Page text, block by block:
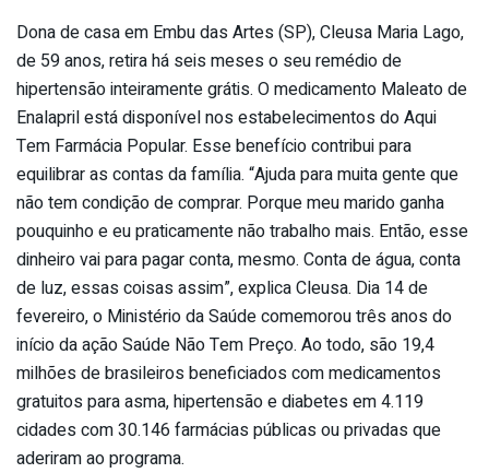
Dona de casa em Embu das Artes (SP), Cleusa Maria Lago,
de 59 anos, retira há seis meses o seu remédio de
hipertensão inteiramente grátis. O medicamento Maleato de
Enalapril está disponível nos estabelecimentos do Aqui
Tem Farmácia Popular. Esse benefício contribui para
equilibrar as contas da família. “Ajuda para muita gente que
não tem condição de comprar. Porque meu marido ganha
pouquinho e eu praticamente não trabalho mais. Então, esse
dinheiro vai para pagar conta, mesmo. Conta de água, conta
de luz, essas coisas assim”, explica Cleusa. Dia 14 de
fevereiro, o Ministério da Saúde comemorou três anos do
início da ação Saúde Não Tem Preço. Ao todo, são 19,4
milhões de brasileiros beneficiados com medicamentos
gratuitos para asma, hipertensão e diabetes em 4.119
cidades com 30.146 farmácias públicas ou privadas que
aderiram ao programa.